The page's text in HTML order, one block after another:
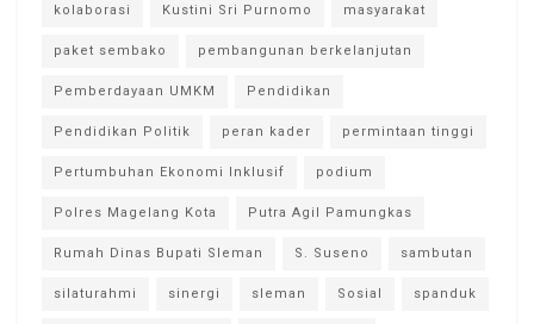
kolaborasi Kustini Sri Purnomo masyarakat
paket sembako pembangunan berkelanjutan
Pemberdayaan UMKM Pendidikan
Pendidikan Politik peran kader permintaan tinggi
Pertumbuhan Ekonomi Inklusif podium
Polres Magelang Kota Putra Agil Pamungkas
Rumah Dinas Bupati Sleman S. Suseno sambutan
silaturahmi sinergi sleman Sosial spanduk